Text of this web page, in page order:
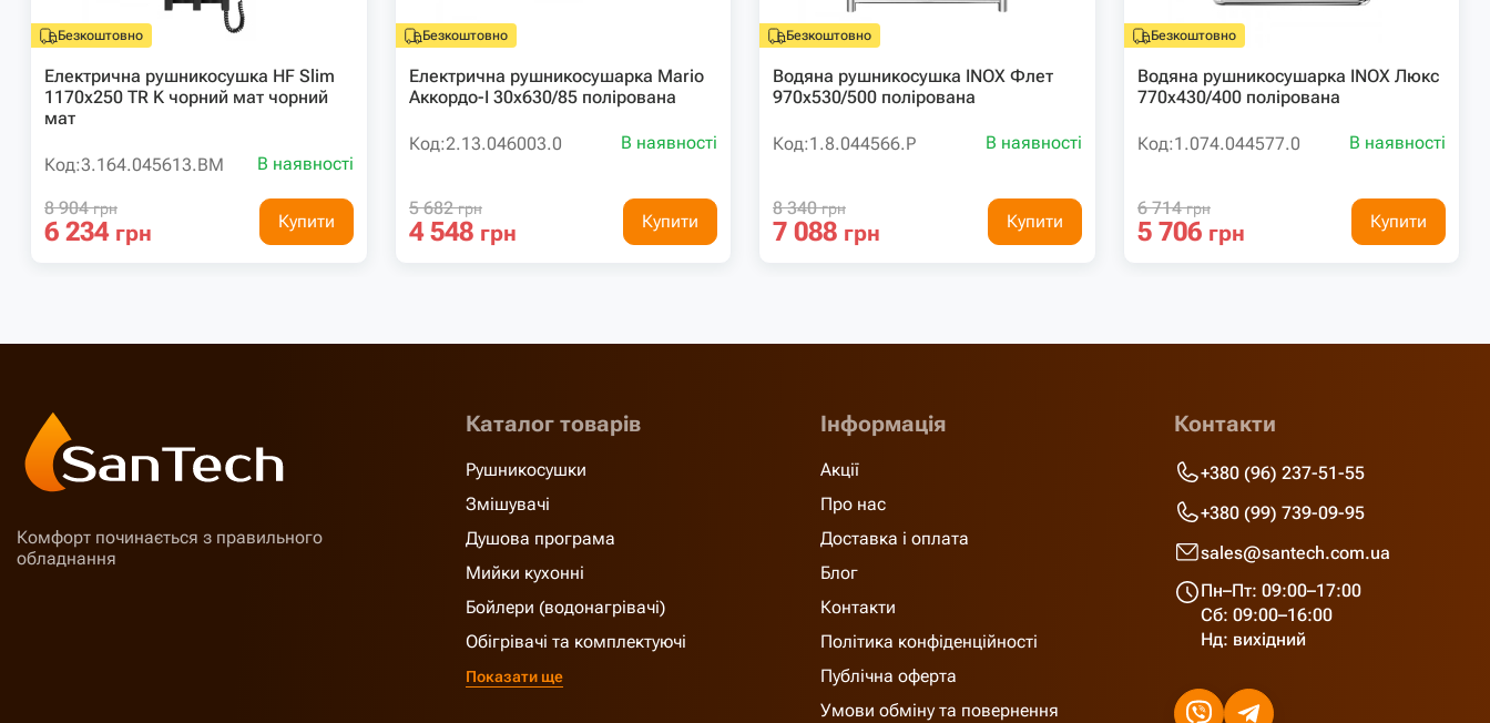
Безкоштовно
Електрична рушникосушка HF Slim
1170х250 TR K чорний мат чорний
мат
Код:3.164.045613.BM В наявності
8 904 грн
6 234 грн Купити
Безкоштовно
Електрична рушникосушарка Mario
Аккордо-I 30х630/85 полірована
Код:2.13.046003.0 В наявності
5 682 грн
4 548 грн Купити
Безкоштовно
Водяна рушникосушка INOX Флет
970х530/500 полірована
Код:1.8.044566.P В наявності
8 340 грн
7 088 грн Купити
Безкоштовно
Водяна рушникосушарка INOX Люкс
770х430/400 полірована
Код:1.074.044577.0 В наявності
6 714 грн
5 706 грн Купити
Комфорт починається з правильного
обладнання
Каталог товарів
Рушникосушки
Змішувачі
Душова програма
Мийки кухонні
Бойлери (водонагрівачі)
Обігрівачі та комплектуючі
Показати ще
Інформація
Акції
Про нас
Доставка і оплата
Блог
Контакти
Політика конфіденційності
Публічна оферта
Умови обміну та повернення
Контакти
+380 (96) 237-51-55
+380 (99) 739-09-95
sales@santech.com.ua
Пн–Пт: 09:00–17:00
Сб: 09:00–16:00
Нд: вихідний